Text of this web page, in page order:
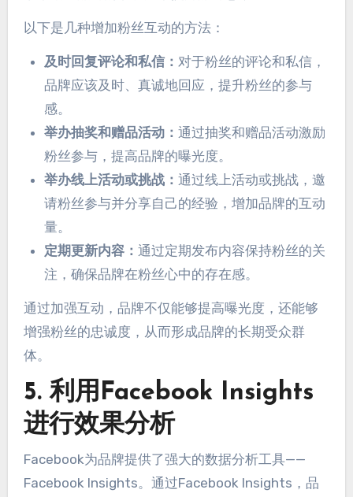
以下是几种增加粉丝互动的方法：
及时回复评论和私信： 对于粉丝的评论和私信，
品牌应该及时、真诚地回应，提升粉丝的参与
感。
举办抽奖和赠品活动： 通过抽奖和赠品活动激励
粉丝参与，提高品牌的曝光度。
举办线上活动或挑战： 通过线上活动或挑战，邀
请粉丝参与并分享自己的经验，增加品牌的互动
量。
定期更新内容： 通过定期发布内容保持粉丝的关
注，确保品牌在粉丝心中的存在感。
通过加强互动，品牌不仅能够提高曝光度，还能够
增强粉丝的忠诚度，从而形成品牌的长期受众群
体。
5. 利用Facebook Insights
进行效果分析
Facebook为品牌提供了强大的数据分析工具——
Facebook Insights。通过Facebook Insights，品